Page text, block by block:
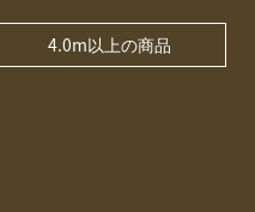
4.0m以上の商品